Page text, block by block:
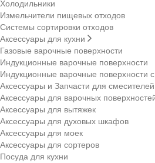
Холодильники
Измельчители пищевых отходов
Системы сортировки отходов
Аксессуары для кухни
Газовые варочные поверхности
Индукционные варочные поверхности
Индукционные варочные поверхности
Аксессуары и Запчасти для смесителей
Аксессуары для варочных
Аксессуары для вытяжек
Аксессуары для духовых шкафов
Аксессуары для моек
Аксессуары для сортеров
Посуда для кухни